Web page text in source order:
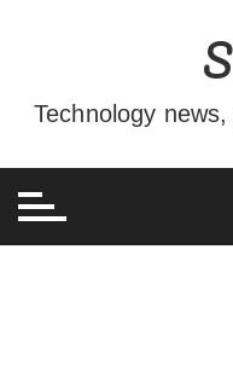
conteúdo
Technology